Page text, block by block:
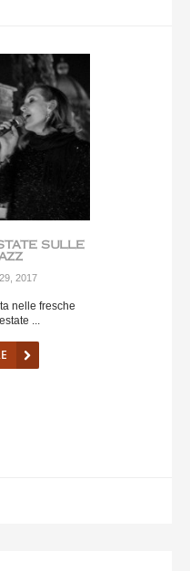
SULLE
2017
nelle fresche
...